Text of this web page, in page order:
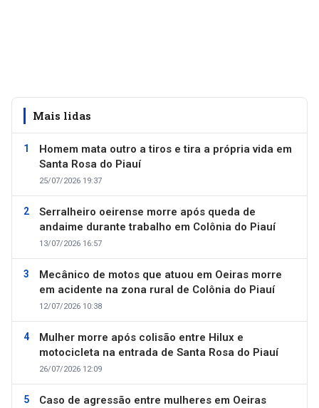
Mais lidas
Homem mata outro a tiros e tira a própria vida em
Santa Rosa do Piauí
25/07/2026 19:37
Serralheiro oeirense morre após queda de
andaime durante trabalho em Colônia do Piauí
13/07/2026 16:57
Mecânico de motos que atuou em Oeiras morre
em acidente na zona rural de Colônia do Piauí
12/07/2026 10:38
Mulher morre após colisão entre Hilux e
motocicleta na entrada de Santa Rosa do Piauí
26/07/2026 12:09
Caso de agressão entre mulheres em Oeiras